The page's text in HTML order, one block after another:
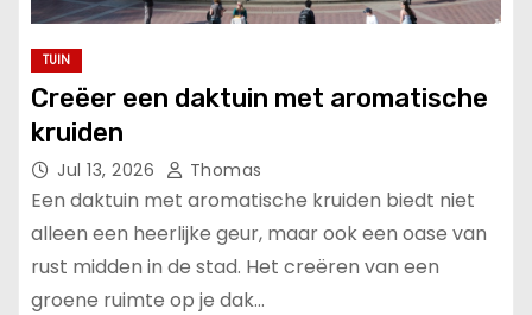
TUIN
Creëer een daktuin met aromatische
kruiden
Jul 13, 2026 Thomas
Een daktuin met aromatische kruiden biedt niet
alleen een heerlijke geur, maar ook een oase van
rust midden in de stad. Het creëren van een
groene ruimte op je dak…